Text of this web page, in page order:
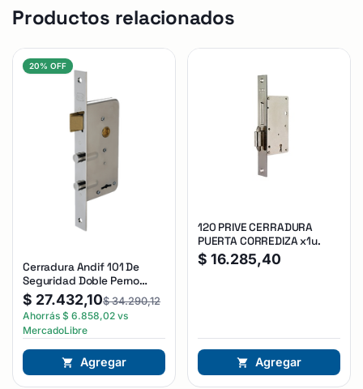
Productos relacionados
20% OFF
Cerradura Andif 101 De
Seguridad Doble Perno
Reforzada Plateado
$ 27.432,10$34.290,12
Ahorrás $ 6.858,02 vs
MercadoLibre
Agregar
120 PRIVE CERRADURA
PUERTA CORREDIZA x1u.
$ 16.285,40
Agregar